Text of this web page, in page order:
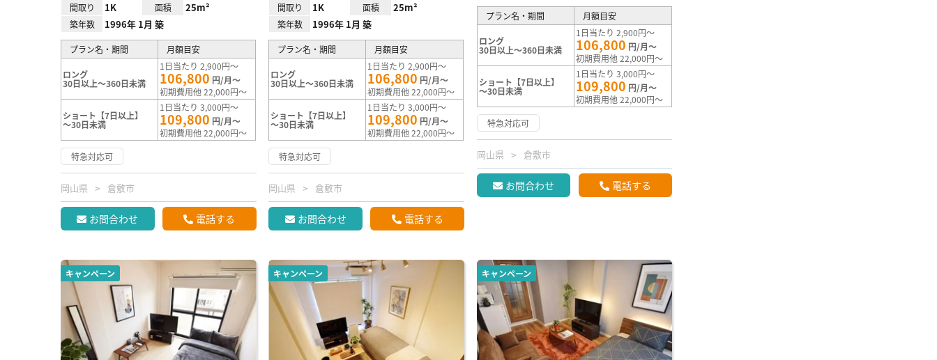
間取り 1K 面積 25m²
築年数 1996年 1月 築
プラン名・期間 月額目安
ロング
30日以上～360日未満
1日当たり 2,900円～
106,800 円/月～
初期費用他 22,000円～
ショート【7日以上】
～30日未満
1日当たり 3,000円～
109,800 円/月～
初期費用他 22,000円～
特急対応可
岡山県 倉敷市
お問合わせ 電話する
間取り 1K 面積 25m²
築年数 1996年 1月 築
プラン名・期間 月額目安
ロング
30日以上～360日未満
1日当たり 2,900円～
106,800 円/月～
初期費用他 22,000円～
ショート【7日以上】
～30日未満
1日当たり 3,000円～
109,800 円/月～
初期費用他 22,000円～
特急対応可
岡山県 倉敷市
お問合わせ 電話する
プラン名・期間 月額目安
ロング
30日以上～360日未満
1日当たり 2,900円～
106,800 円/月～
初期費用他 22,000円～
ショート【7日以上】
～30日未満
1日当たり 3,000円～
109,800 円/月～
初期費用他 22,000円～
特急対応可
岡山県 倉敷市
お問合わせ 電話する
キャンペーン キャンペーン キャンペーン